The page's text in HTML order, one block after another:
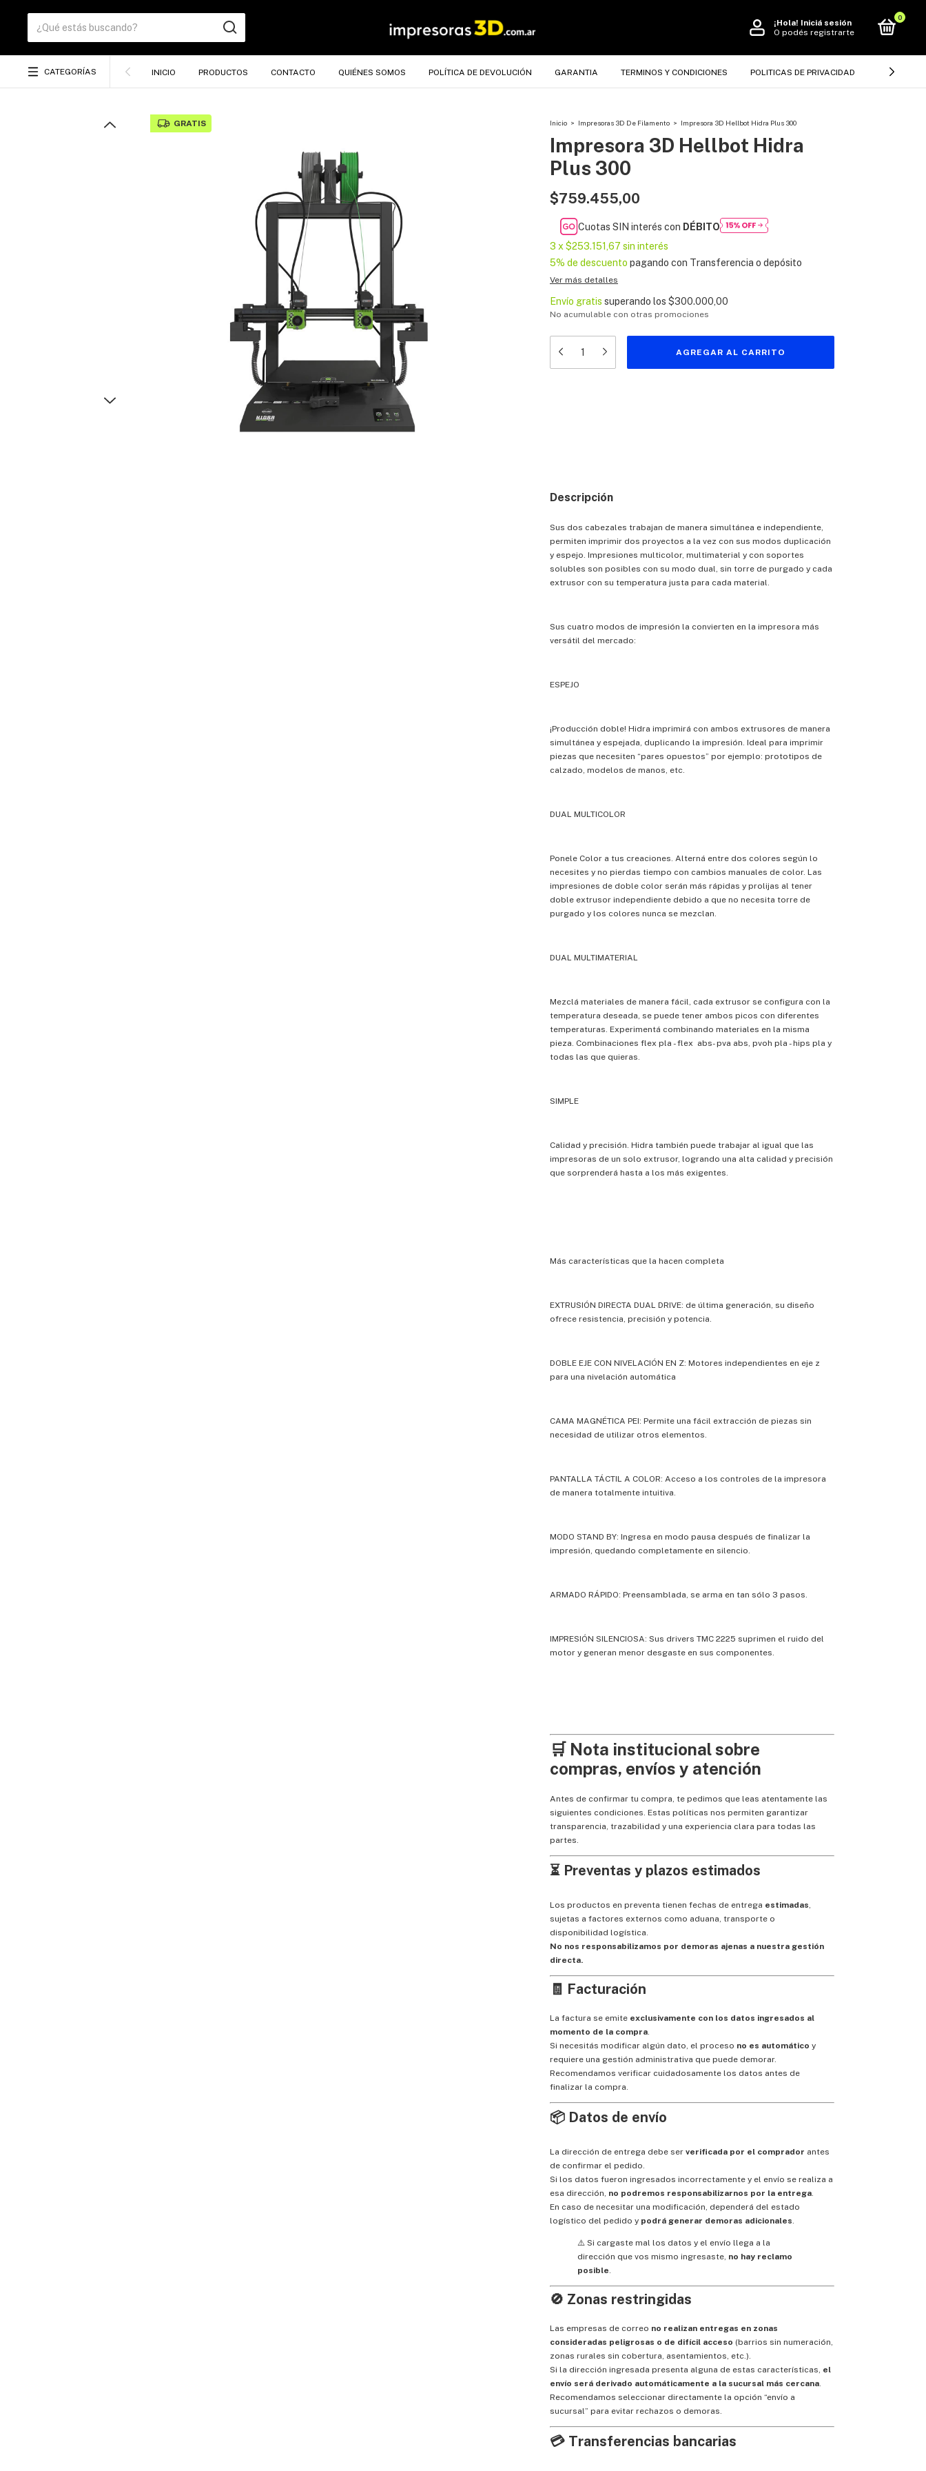
¡Hola! Iniciá sesión
O podés registrarte
0
CATEGORÍAS INICIO PRODUCTOS CONTACTO QUIÉNES SOMOS POLÍTICA DE DEVOLUCIÓN GARANTIA TERMINOS Y CONDICIONES POLITICAS DE PRIVACIDAD CÓMO
GRATIS Inicio > Impresoras 3D De Filamento > Impresora 3D Hellbot Hidra Plus 300
Impresora 3D Hellbot Hidra
Plus 300
$759.455,00
Cuotas SIN interés con DÉBITO
3 x $253.151,67 sin interés
5% de descuento pagando con Transferencia o depósito
Ver más detalles
Envío gratis superando los $300.000,00
No acumulable con otras promociones
Descripción
Sus dos cabezales trabajan de manera simultánea e independiente,
permiten imprimir dos proyectos a la vez con sus modos duplicación
y espejo. Impresiones multicolor, multimaterial y con soportes
solubles son posibles con su modo dual, sin torre de purgado y cada
extrusor con su temperatura justa para cada material.
Sus cuatro modos de impresión la convierten en la impresora más
versátil del mercado:
ESPEJO
¡Producción doble! Hidra imprimirá con ambos extrusores de manera
simultánea y espejada, duplicando la impresión. Ideal para imprimir
piezas que necesiten “pares opuestos” por ejemplo: prototipos de
calzado, modelos de manos, etc.
DUAL MULTICOLOR
Ponele Color a tus creaciones. Alterná entre dos colores según lo
necesites y no pierdas tiempo con cambios manuales de color. Las
impresiones de doble color serán más rápidas y prolijas al tener
doble extrusor independiente debido a que no necesita torre de
purgado y los colores nunca se mezclan.
DUAL MULTIMATERIAL
Mezclá materiales de manera fácil, cada extrusor se configura con la
temperatura deseada, se puede tener ambos picos con diferentes
temperaturas. Experimentá combinando materiales en la misma
pieza. Combinaciones flex pla - flex abs- pva abs, pvoh pla - hips pla y
todas las que quieras.
SIMPLE
Calidad y precisión. Hidra también puede trabajar al igual que las
impresoras de un solo extrusor, logrando una alta calidad y precisión
que sorprenderá hasta a los más exigentes.
Más características que la hacen completa
EXTRUSIÓN DIRECTA DUAL DRIVE: de última generación, su diseño
ofrece resistencia, precisión y potencia.
DOBLE EJE CON NIVELACIÓN EN Z: Motores independientes en eje z
para una nivelación automática
CAMA MAGNÉTICA PEI: Permite una fácil extracción de piezas sin
necesidad de utilizar otros elementos.
PANTALLA TÁCTIL A COLOR: Acceso a los controles de la impresora
de manera totalmente intuitiva.
MODO STAND BY: Ingresa en modo pausa después de finalizar la
impresión, quedando completamente en silencio.
ARMADO RÁPIDO: Preensamblada, se arma en tan sólo 3 pasos.
IMPRESIÓN SILENCIOSA: Sus drivers TMC 2225 suprimen el ruido del
motor y generan menor desgaste en sus componentes.
🛒 Nota institucional sobre
compras, envíos y atención
Antes de confirmar tu compra, te pedimos que leas atentamente las
siguientes condiciones. Estas políticas nos permiten garantizar
transparencia, trazabilidad y una experiencia clara para todas las
partes.
⏳ Preventas y plazos estimados
Los productos en preventa tienen fechas de entrega estimadas,
sujetas a factores externos como aduana, transporte o
disponibilidad logística.
No nos responsabilizamos por demoras ajenas a nuestra gestión
directa.
🧾 Facturación
La factura se emite exclusivamente con los datos ingresados al
momento de la compra.
Si necesitás modificar algún dato, el proceso no es automático y
requiere una gestión administrativa que puede demorar.
Recomendamos verificar cuidadosamente los datos antes de
finalizar la compra.
📦 Datos de envío
La dirección de entrega debe ser verificada por el comprador antes
de confirmar el pedido.
Si los datos fueron ingresados incorrectamente y el envío se realiza a
esa dirección, no podremos responsabilizarnos por la entrega.
En caso de necesitar una modificación, dependerá del estado
logístico del pedido y podrá generar demoras adicionales.
⚠️ Si cargaste mal los datos y el envío llega a la
dirección que vos mismo ingresaste, no hay reclamo
posible.
🚫 Zonas restringidas
Las empresas de correo no realizan entregas en zonas
consideradas peligrosas o de difícil acceso (barrios sin numeración,
zonas rurales sin cobertura, asentamientos, etc.).
Si la dirección ingresada presenta alguna de estas características, el
envío será derivado automáticamente a la sucursal más cercana.
Recomendamos seleccionar directamente la opción “envío a
sucursal” para evitar rechazos o demoras.
💳 Transferencias bancarias